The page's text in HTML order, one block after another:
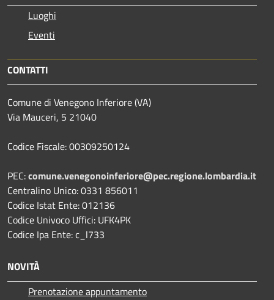
Luoghi
Eventi
CONTATTI
Comune di Venegono Inferiore (VA)
Via Mauceri, 5 21040
Codice Fiscale: 00309250124
PEC:comune.venegonoinferiore@pec.regione.lombardia.it
Centralino Unico: 0331 856011
Codice Istat Ente: 012136
Codice Univoco Uffici: UFK4PK
Codice Ipa Ente: c_l733
NOVITÀ
Prenotazione appuntamento